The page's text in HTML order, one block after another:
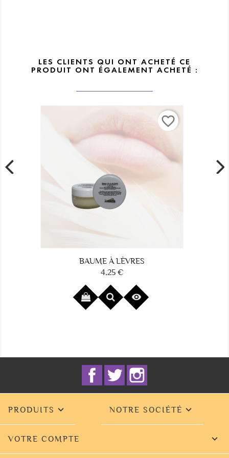
LES CLIENTS QUI ONT ACHETÉ CE
PRODUIT ONT ÉGALEMENT ACHETÉ :
FacebookTwitter
PRODUITS  NOTRE SOCIÉTÉ 
VOTRE COMPTE 